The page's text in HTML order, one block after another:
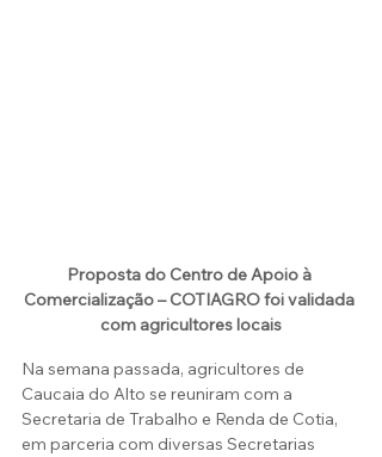
Proposta do Centro de Apoio à
Comercialização – COTIAGRO foi validada
com agricultores locais
Na semana passada, agricultores de
Caucaia do Alto se reuniram com a
Secretaria de Trabalho e Renda de Cotia,
em parceria com diversas Secretarias